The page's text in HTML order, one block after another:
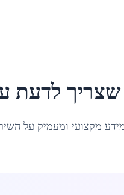
לדעת
מקצועי ומעמיק על